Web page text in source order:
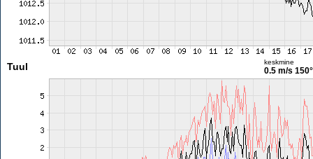
Tuul keskmine
0.5 m/s 150°